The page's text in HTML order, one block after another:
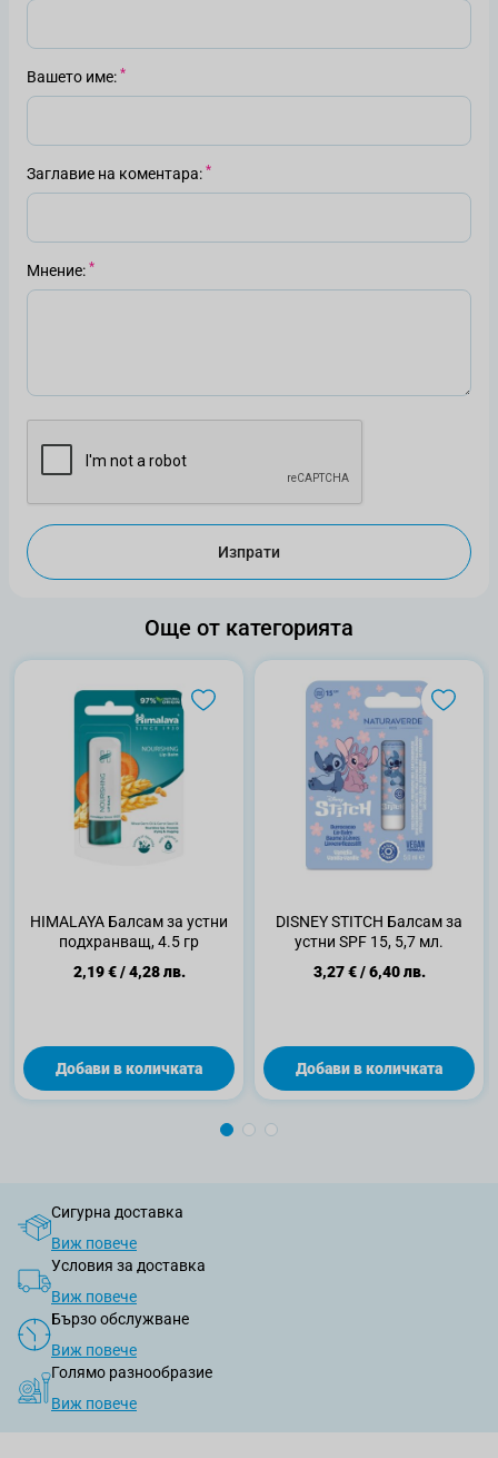
Вашето име
Заглавие на коментара
Мнение
Изпрати
Още от категорията
HIMALAYA Балсам за устни
подхранващ, 4.5 гр
2,19 €/4,28 лв.
Добави в количката
DISNEY STITCH Балсам за
устни SPF 15, 5,7 мл.
3,27 €/6,40 лв.
Добави в количката
Сигурна доставка
Виж повече
Условия за доставка
Виж повече
Бързо обслужване
Виж повече
Голямо разнообразие
Виж повече